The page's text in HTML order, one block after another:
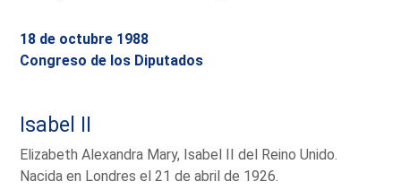
18 de octubre 1988
Congreso de los Diputados
Isabel II
Elizabeth Alexandra Mary, Isabel II del Reino Unido.
Nacida en Londres el 21 de abril de 1926.